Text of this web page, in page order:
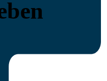
China